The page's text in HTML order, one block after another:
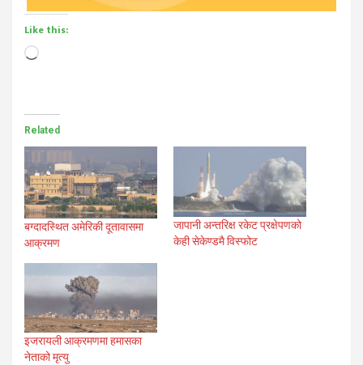
Like this:
Loading…
Related
बग्दादस्थित अमेरिकी दूतावासमा
आक्रमण
जापानी अन्तरिक्ष रकेट प्रक्षेपणको
केही सेकेण्डमै विस्फोट
इजरायली आक्रमणमा हमासका
नेताको मृत्यु